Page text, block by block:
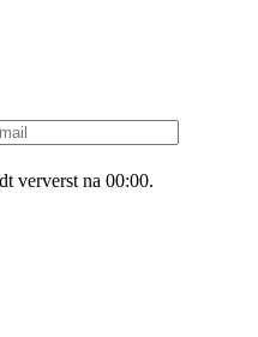
ververst na 00:00.